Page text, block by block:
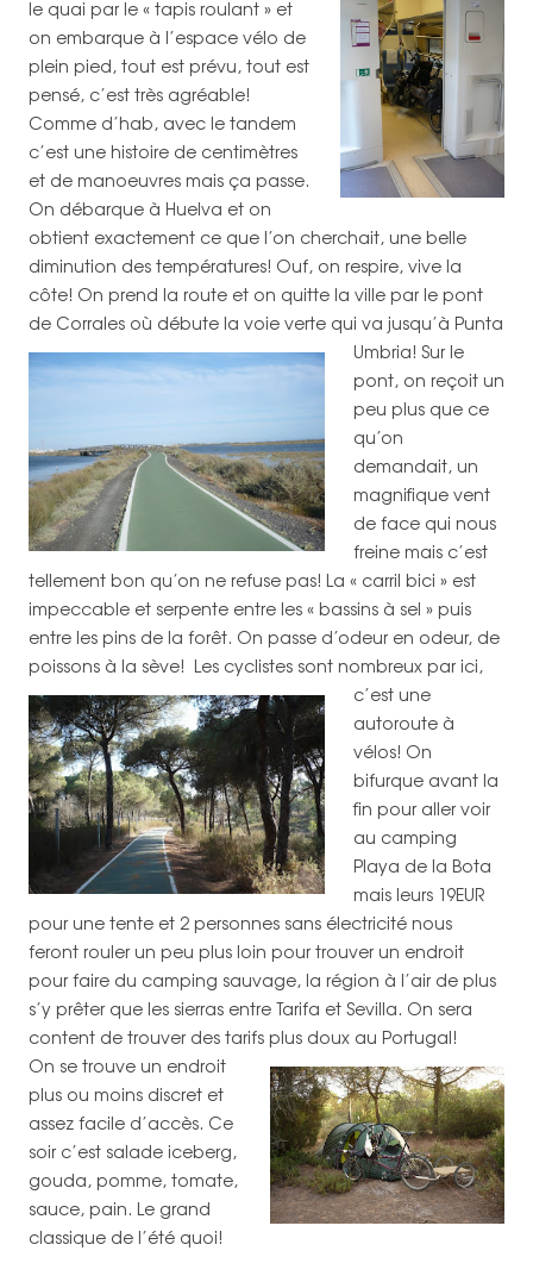
le quai par le « tapis roulant » et
on embarque à l’espace vélo de
plein pied, tout est prévu, tout est
pensé, c’est très agréable!
Comme d’hab, avec le tandem
c’est une histoire de centimètres
et de manoeuvres mais ça passe.
On débarque à Huelva et on
obtient exactement ce que l’on cherchait, une belle
diminution des températures! Ouf, on respire, vive la
côte! On prend la route et on quitte la ville par le pont
de Corrales où débute la voie verte qui va jusqu’à Punta
Umbria! Sur le
pont, on reçoit un
peu plus que ce
qu’on
demandait, un
magnifique vent
de face qui nous
freine mais c’est
tellement bon qu’on ne refuse pas! La « carril bici » est
impeccable et serpente entre les « bassins à sel » puis
entre les pins de la forêt. On passe d’odeur en odeur, de
poissons à la sève! Les cyclistes sont nombreux par ici,
c’est une
autoroute à
vélos! On
bifurque avant la
fin pour aller voir
au camping
Playa de la Bota
mais leurs 19EUR
pour une tente et 2 personnes sans électricité nous
feront rouler un peu plus loin pour trouver un endroit
pour faire du camping sauvage, la région à l’air de plus
s’y prêter que les sierras entre Tarifa et Sevilla. On sera
content de trouver des tarifs plus doux au Portugal!
On se trouve un endroit
plus ou moins discret et
assez facile d’accès. Ce
soir c’est salade iceberg,
gouda, pomme, tomate,
sauce, pain. Le grand
classique de l’été quoi!